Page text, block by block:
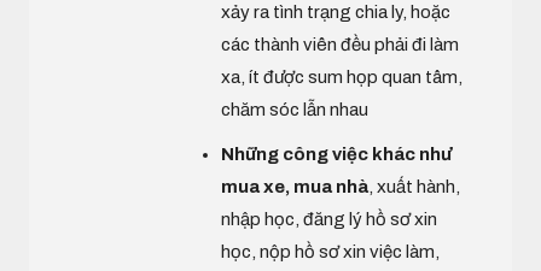
xảy ra tình trạng chia ly, hoặc
các thành viên đều phải đi làm
xa, ít được sum họp quan tâm,
chăm sóc lẫn nhau
Những công việc khác như
mua xe, mua nhà , xuất hành,
nhập học, đăng lý hồ sơ xin
học, nộp hồ sơ xin việc làm,